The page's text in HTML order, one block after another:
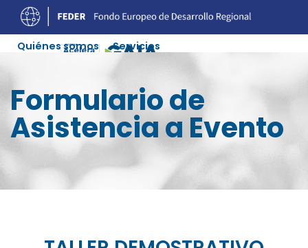
Quiénes somos
Servicios
Agenda
Recursos Colaboradores
Formulario de
Asistencia a Evento